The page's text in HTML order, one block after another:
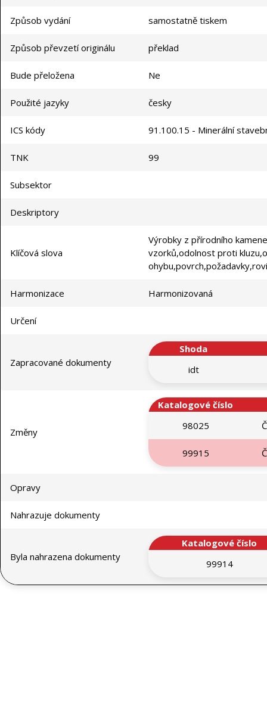
Způsob vydání samostatně tiskem
Způsob převzetí originálu překlad
Bude přeložena Ne
Použité jazyky česky
ICS kódy 91.100.15 - Minerální
TNK 99
Subsektor
Deskriptory
Klíčová slova
Výrobky z přírodního
vzorků,odolnost proti
Harmonizace Harmonizovaná
Určení
Zapracované dokumenty
Shoda
idt
Změny
Katalogové číslo
98025
99915
Opravy
Nahrazuje dokumenty
Byla nahrazena dokumenty
Katalogové číslo
99914